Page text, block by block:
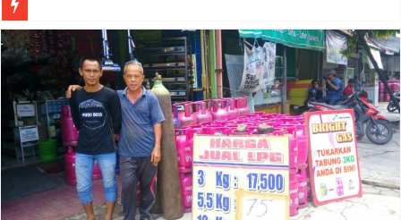
Viral! Selama Dua Bulan Lebih Siltap Serta Tunjangan Pemdes dan BPD di